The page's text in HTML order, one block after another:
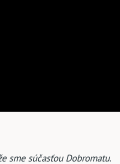
sme súčasťou Dobromatu.